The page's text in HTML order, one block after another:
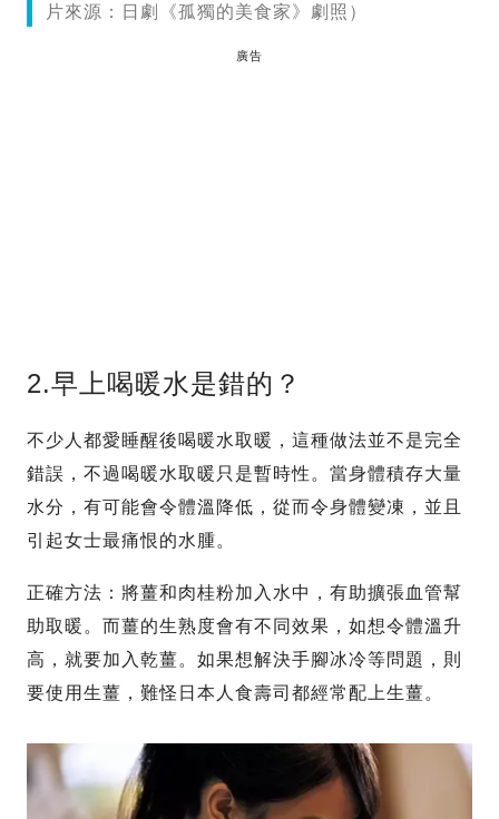
片來源：日劇《孤獨的美食家》劇照）
廣告
2.早上喝暖水是錯的？
不少人都愛睡醒後喝暖水取暖，這種做法並不是完全
錯誤，不過喝暖水取暖只是暫時性。當身體積存大量
水分，有可能會令體溫降低，從而令身體變凍，並且
引起女士最痛恨的水腫。
正確方法：將薑和肉桂粉加入水中，有助擴張血管幫
助取暖。而薑的生熟度會有不同效果，如想令體溫升
高，就要加入乾薑。如果想解決手腳冰冷等問題，則
要使用生薑，難怪日本人食壽司都經常配上生薑。